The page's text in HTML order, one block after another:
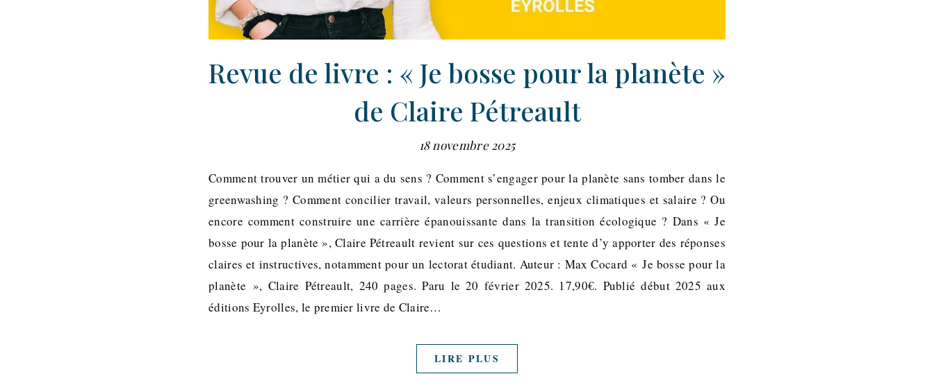
Revue de livre : « Je bosse pour la planète »
de Claire Pétreault
18 novembre 2025
Comment trouver un métier qui a du sens ? Comment s’engager pour la planète sans tomber dans le
greenwashing ? Comment concilier travail, valeurs personnelles, enjeux climatiques et salaire ? Ou
encore comment construire une carrière épanouissante dans la transition écologique ? Dans « Je
bosse pour la planète », Claire Pétreault revient sur ces questions et tente d’y apporter des réponses
claires et instructives, notamment pour un lectorat étudiant. Auteur : Max Cocard « Je bosse pour la
planète », Claire Pétreault, 240 pages. Paru le 20 février 2025. 17,90€. Publié début 2025 aux
éditions Eyrolles, le premier livre de Claire…
LIRE PLUS